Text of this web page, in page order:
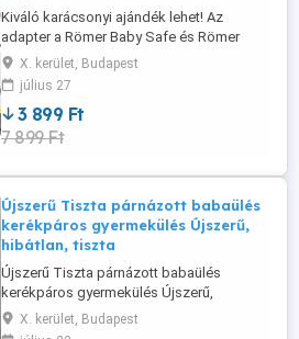
Kiváló karácsonyi ajándék lehet! Az
adapter a Römer Baby Safe és Römer
Baby Safe Plus II tipusú hordozható
gyerekülésekhez való! Egy mozdulattal
csatlakoztathatja a gyermekülést a
BRITAX babakocsihoz, és átalakíthatja azt
egy rendkívül mobil utazási rendszerré. Az
X. kerület, Budapest
július 27
3 899 Ft
7 899 Ft
Újszerű Tiszta párnázott babaülés
kerékpáros gyermekülés Újszerű,
hibátlan, tiszta
Újszerű Tiszta párnázott babaülés
kerékpáros gyermekülés Újszerű,
hibátlan, tiszta! Akár azonnal használható!
Bicikli csomagtartóra rögzíthető
X. kerület, Budapest